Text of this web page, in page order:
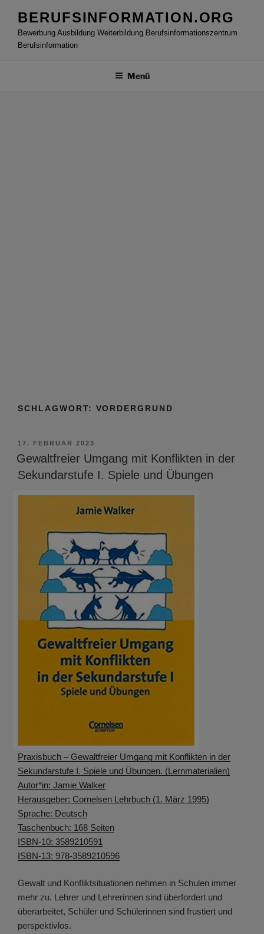
Inhalt
springen
BERUFSINFORMATION.ORG
Bewerbung Ausbildung Weiterbildung Berufsinformationszentrum
Berufsinformation
Menü
SCHLAGWORT: VORDERGRUND
VERÖFFENTLICHT
AM
17. FEBRUAR 2023
Gewaltfreier Umgang mit Konflikten in der
Sekundarstufe I. Spiele und Übungen
Praxisbuch – Gewaltfreier Umgang mit Konflikten in der
Sekundarstufe I. Spiele und Übungen. (Lernmaterialien)
Autor*in: Jamie Walker
Herausgeber: Cornelsen Lehrbuch (1. März 1995)
Sprache: Deutsch
Taschenbuch: 168 Seiten
ISBN-10: 3589210591
ISBN-13: 978-3589210596
Gewalt und Konfliktsituationen nehmen in Schulen immer
mehr zu. Lehrer und Lehrerinnen sind überfordert und
überarbeitet, Schüler und Schülerinnen sind frustiert und
perspektivlos.